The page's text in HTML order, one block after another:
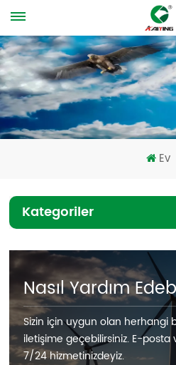
Ev
Kategoriler
Nasıl Yardım
Sizin için uygun olan herhangi
iletişime geçebilirsiniz. E-
7/24 hizmetinizdeyiz.